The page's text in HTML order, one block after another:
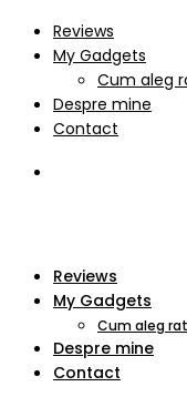
Reviews
My Gadgets
Cum aleg
Despre mine
Contact
Reviews
My Gadgets
Cum aleg
Despre mine
Contact